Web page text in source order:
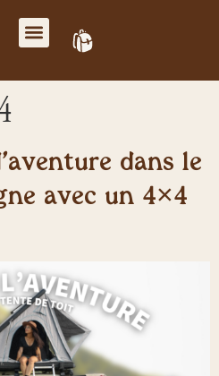
dans le
avec un 4×4